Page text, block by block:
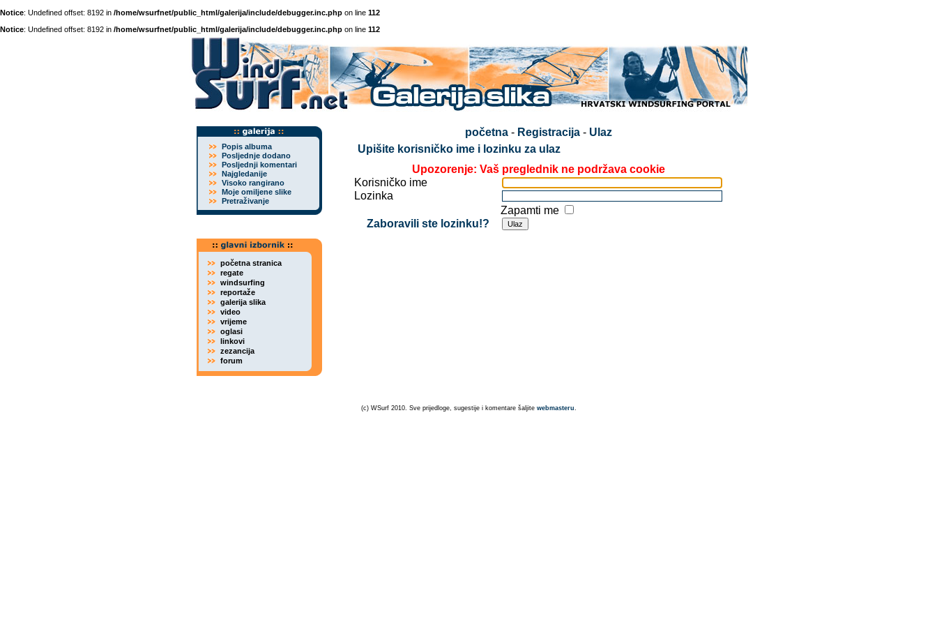
Notice: Undefined offset: 8192 in /home/wsurfnet/public_html/galerija/include/debugger.inc.php on line 112
Notice: Undefined offset: 8192 in /home/wsurfnet/public_html/galerija/include/debugger.inc.php on line 112
Popis albuma
Posljednje dodano
Posljednji komentari
Najgledanije
Visoko rangirano
Moje omiljene slike
Pretraživanje
početna stranica
regate
windsurfing
reportaže
galerija slika
video
vrijeme
oglasi
linkovi
zezancija
forum
početna- Registracija- Ulaz
Upišite korisničko ime i lozinku za ulaz
Upozorenje: Vaš preglednik ne podržava cookie
Korisničko ime
Lozinka
Zapamti me
Zaboravili ste lozinku!?
(c) WSurf 2010. Sve prijedloge, sugestije i komentare šaljite webmasteru